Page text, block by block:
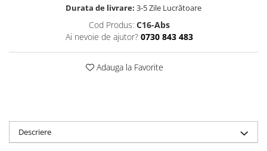
Durata de livrare: 3-5 Zile Lucrătoare
Cod Produs: C16-Abs
Ai nevoie de ajutor? 0730 843 483
Adauga la Favorite
Descriere